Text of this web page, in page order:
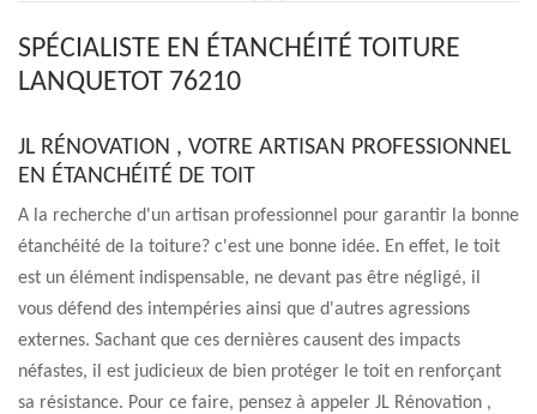
SPÉCIALISTE EN ÉTANCHÉITÉ TOITURE
LANQUETOT 76210
JL RÉNOVATION , VOTRE ARTISAN PROFESSIONNEL
EN ÉTANCHÉITÉ DE TOIT
A la recherche d'un artisan professionnel pour garantir la bonne
étanchéité de la toiture? c'est une bonne idée. En effet, le toit
est un élément indispensable, ne devant pas être négligé, il
vous défend des intempéries ainsi que d'autres agressions
externes. Sachant que ces dernières causent des impacts
néfastes, il est judicieux de bien protéger le toit en renforçant
sa résistance. Pour ce faire, pensez à appeler JL Rénovation ,